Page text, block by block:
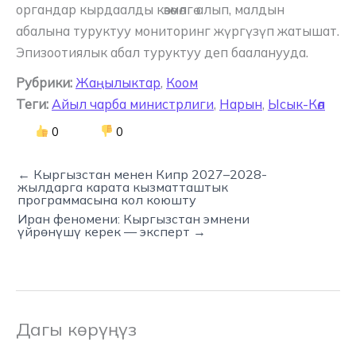
органдар кырдаалды көзөмөлгө алып, малдын
абалына туруктуу мониторинг жүргүзүп жатышат.
Эпизоотиялык абал туруктуу деп бааланууда.
Рубрики: Жаңылыктар, Коом
Теги: Айыл чарба министрлиги, Нарын, Ысык-Көл
0 0
← Кыргызстан менен Кипр 2027–2028-
жылдарга карата кызматташтык
программасына кол коюшту
Иран феномени: Кыргызстан эмнени
үйрөнүшү керек — эксперт →
Дагы көрүңүз